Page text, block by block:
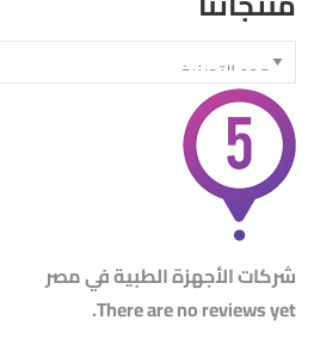
شركات الأجهزة الطبية في مصر
There are no reviews yet.